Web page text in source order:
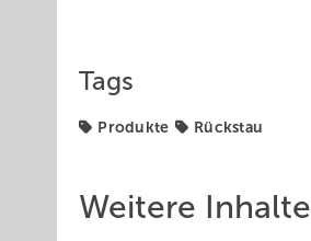
Tags
Produkte Rückstau
Weitere Inhalte